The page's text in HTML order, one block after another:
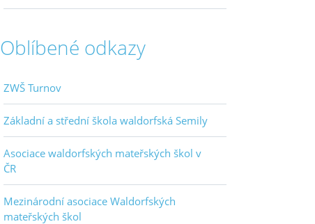
Oblíbené odkazy
ZWŠ Turnov
Základní a střední škola waldorfská Semily
Asociace waldorfských mateřských škol v
ČR
Mezinárodní asociace Waldorfských
mateřských škol